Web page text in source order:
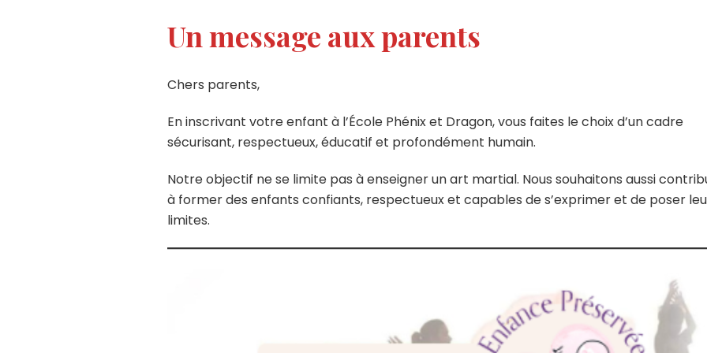
Un message aux parents
Chers parents,
En inscrivant votre enfant à l’École Phénix et Dragon, vous faites le choix d’un cadre
sécurisant, respectueux, éducatif et profondément humain.
Notre objectif ne se limite pas à enseigner un art martial. Nous souhaitons aussi
à former des enfants confiants, respectueux et capables de s’exprimer et de poser
limites.